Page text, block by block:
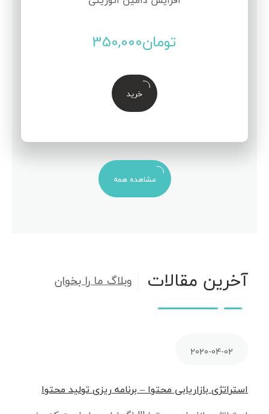
تومان350,000
خرید
مشاهده همه
آخرین مقالات وبلاگ ما را بخوان
2020-04-02
استراتژی بازاریابی محتوا – برنامه ریزی تولید محتوا